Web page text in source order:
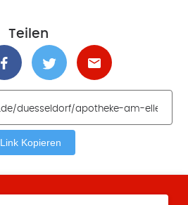
Teilen
Link Kopieren